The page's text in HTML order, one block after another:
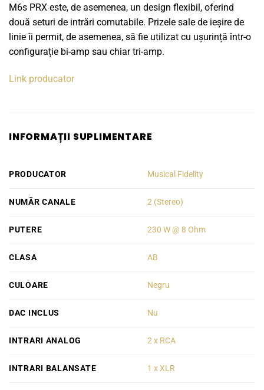
M6s PRX este, de asemenea, un design flexibil, oferind
două seturi de intrări comutabile. Prizele sale de ieșire de
linie îi permit, de asemenea, să fie utilizat cu ușurință într-o
configurație bi-amp sau chiar tri-amp.
Link producator
INFORMAȚII SUPLIMENTARE
PRODUCATOR Musical Fidelity
NUMĂR CANALE 2 (Stereo)
PUTERE 230 W @ 8 Ohm
CLASA AB
CULOARE Negru
DAC INCLUS Nu
INTRARI ANALOG 2 x RCA
INTRARI BALANSATE 1 x XLR